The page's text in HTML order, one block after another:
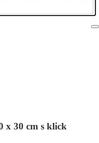
x 30 cm s klick